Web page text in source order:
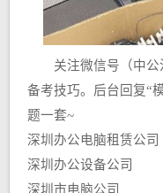
关注微信号（中公
备考技巧。后台回复“
题一套~
深圳办公电脑租赁公司
深圳办公设备公司
深圳市电脑公司